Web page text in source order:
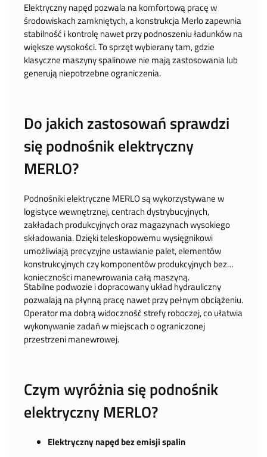
Elektryczny napęd pozwala na komfortową pracę w
środowiskach zamkniętych, a konstrukcja Merlo zapewnia
stabilność i kontrolę nawet przy podnoszeniu ładunków na
większe wysokości. To sprzęt wybierany tam, gdzie
klasyczne maszyny spalinowe nie mają zastosowania lub
generują niepotrzebne ograniczenia.
Do jakich zastosowań sprawdzi
się podnośnik elektryczny
MERLO?
Podnośniki elektryczne MERLO są wykorzystywane w
logistyce wewnętrznej, centrach dystrybucyjnych,
zakładach produkcyjnych oraz magazynach wysokiego
składowania. Dzięki teleskopowemu wysięgnikowi
umożliwiają precyzyjne ustawianie palet, elementów
konstrukcyjnych czy komponentów produkcyjnych bez
konieczności manewrowania całą maszyną.
Stabilne podwozie i dopracowany układ hydrauliczny
pozwalają na płynną pracę nawet przy pełnym obciążeniu.
Operator ma dobrą widoczność strefy roboczej, co ułatwia
wykonywanie zadań w miejscach o ograniczonej
przestrzeni manewrowej.
Czym wyróżnia się podnośnik
elektryczny MERLO?
Elektryczny napęd bez emisji spalin